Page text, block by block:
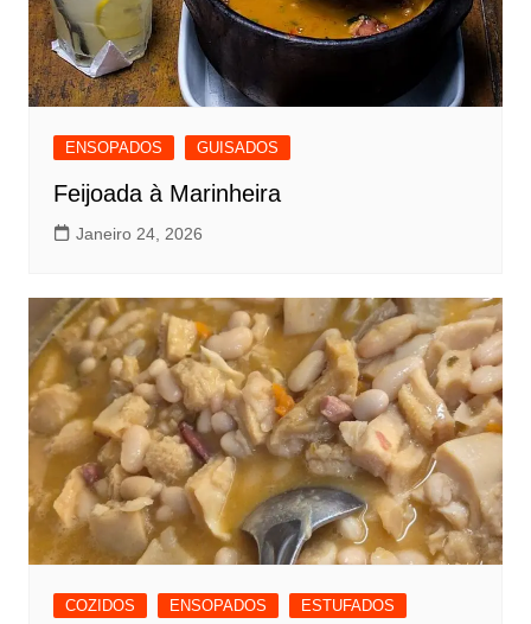
ENSOPADOS GUISADOS
Feijoada à Marinheira
Janeiro 24, 2026
COZIDOS ENSOPADOS
ESTUFADOS